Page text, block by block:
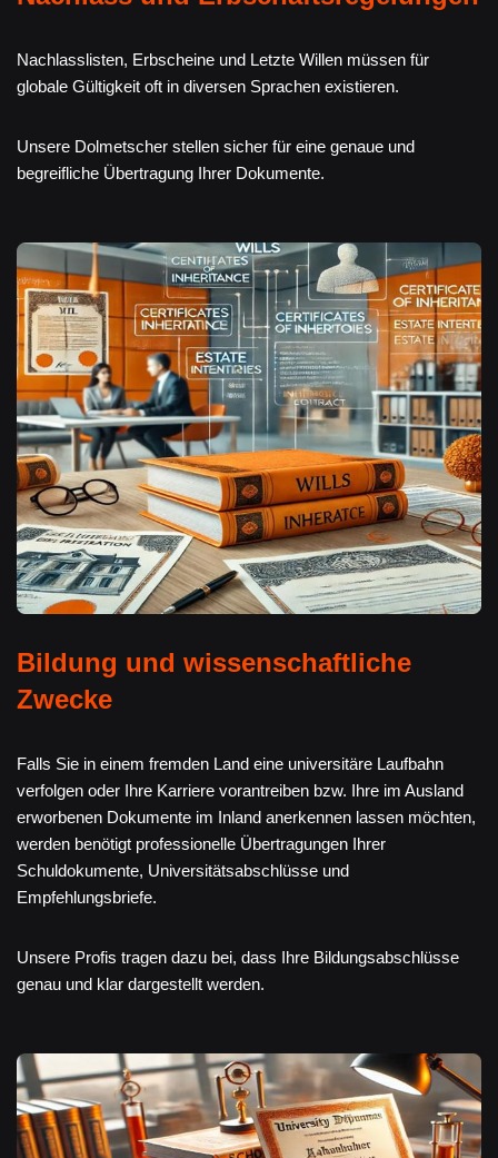
Nachlasslisten, Erbscheine und Letzte Willen müssen für
globale Gültigkeit oft in diversen Sprachen existieren.
Unsere Dolmetscher stellen sicher für eine genaue und
begreifliche Übertragung Ihrer Dokumente.
Bildung und wissenschaftliche
Zwecke
Falls Sie in einem fremden Land eine universitäre Laufbahn
verfolgen oder Ihre Karriere vorantreiben bzw. Ihre im Ausland
erworbenen Dokumente im Inland anerkennen lassen möchten,
werden benötigt professionelle Übertragungen Ihrer
Schuldokumente, Universitätsabschlüsse und
Empfehlungsbriefe.
Unsere Profis tragen dazu bei, dass Ihre Bildungsabschlüsse
genau und klar dargestellt werden.